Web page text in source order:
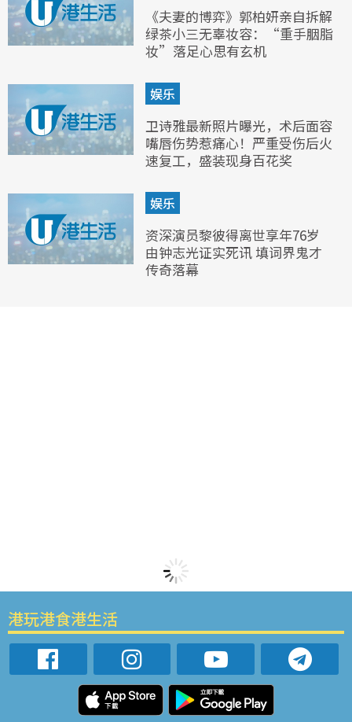
《夫妻的博弈》郭柏妍亲自拆解
绿茶小三无辜妆容：“重手胭脂
妆”落足心思有玄机
娱乐
卫诗雅最新照片曝光，术后面容
嘴唇伤势惹痛心！严重受伤后火
速复工，盛装现身百花奖
娱乐
资深演员黎彼得离世享年76岁
由钟志光证实死讯 填词界鬼才
传奇落幕
港玩港食港生活